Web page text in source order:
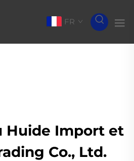
FR
Huide Import et
Co., Ltd.